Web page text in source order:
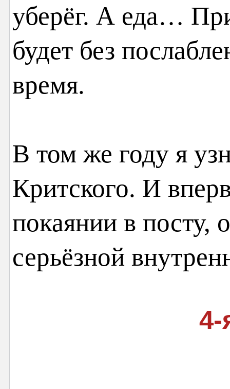
уберёг. А еда…
будет без
время.
В том же году я
Критского. И
покаянии в посту,
серьёзной
4-